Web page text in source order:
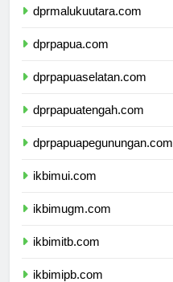
dprmalukuutara.com
dprpapua.com
dprpapuaselatan.com
dprpapuatengah.com
dprpapuapegunungan.com
ikbimui.com
ikbimugm.com
ikbimitb.com
ikbimipb.com